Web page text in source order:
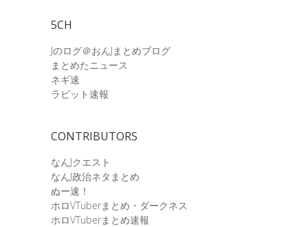
5CH
Jのログ＠おんJまとめブログ
まとめたニュース
ネギ速
ラビット速報
CONTRIBUTORS
なんJクエスト
なんJ政治ネタまとめ
ぬー速！
ホロVTuberまとめ・ダークネス
ホロVTuberまとめ速報